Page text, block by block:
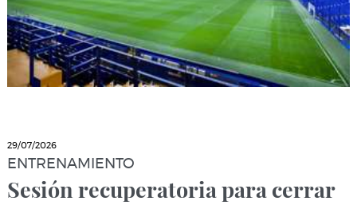
29/07/2026
ENTRENAMIENTO
Sesión recuperatoria para cerrar